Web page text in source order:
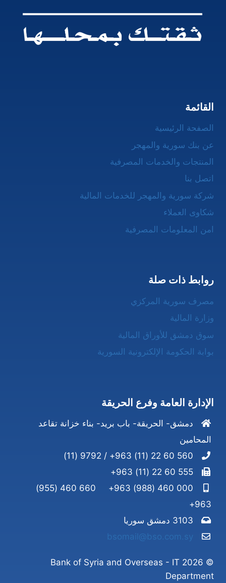
القائمة
الصفحة الرئيسية
عن بنك سورية والمهجر
المنتجات والخدمات المصرفية
اتصل بنا
شركة سورية والمهجر للخدمات المالية
شكاوى العملاء
امن المعلومات المصرفية
روابط ذات صلة
مصرف سورية المركزي
وزارة المالية
سوق دمشق للأوراق المالية
بوابة الحكومة الإلكترونية السورية
الإدارة العامة وفرع الحريقة
دمشق- الحريقة- باب بريد- بناء خزانة تقاعد
المحامين
560 60 22 (11) 963+ / 9792 (11)
555 60 22 (11) 963+
000 460 (988) 963+
660 460 (955)
963+
3103 دمشق سوريا
bsomail@bso.com.sy
© 2026 Bank of Syria and Overseas - IT
Department